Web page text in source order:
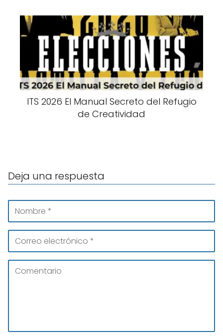
ITS 2026 El Manual Secreto del Refugio
de Creatividad
Deja una respuesta